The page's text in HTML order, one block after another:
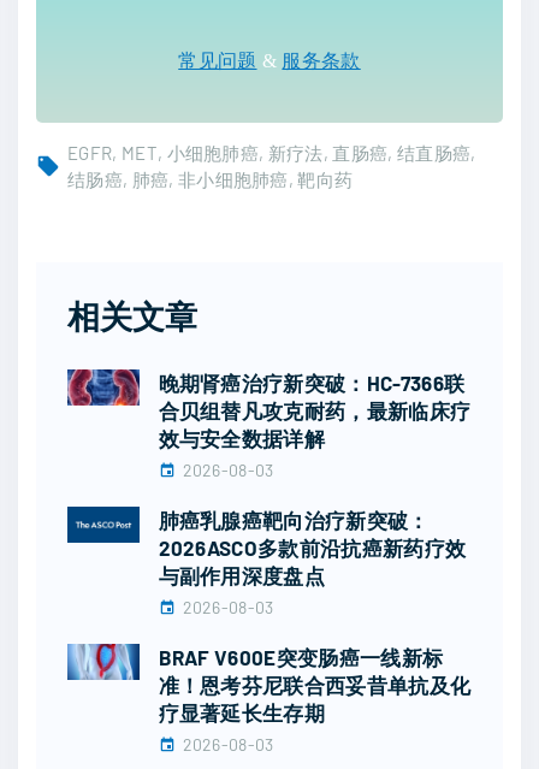
常见问题 & 服务条款
EGFR MET 小细胞肺癌 新疗法 直肠癌 结直肠癌
结肠癌 肺癌 非小细胞肺癌 靶向药
相关文章
晚期肾癌治疗新突破：HC-7366联
合贝组替凡攻克耐药，最新临床疗
效与安全数据详解
2026-08-03
肺癌乳腺癌靶向治疗新突破：
2026ASCO多款前沿抗癌新药疗效
与副作用深度盘点
2026-08-03
BRAF V600E突变肠癌一线新标
准！恩考芬尼联合西妥昔单抗及化
疗显著延长生存期
2026-08-03